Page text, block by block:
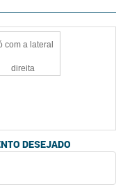
com a lateral
direita
DESEJADO